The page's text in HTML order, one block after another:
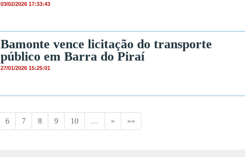
03/02/2026 17:33:43
Bamonte vence licitação do transporte
público em Barra do Piraí
27/01/2026 15:25:01
6 7 8 9 10 … » »»